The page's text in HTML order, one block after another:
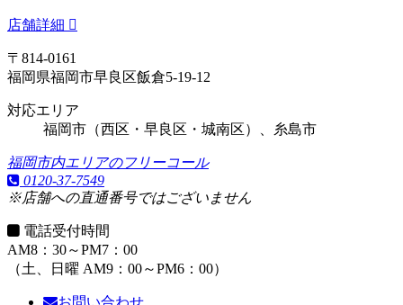
店舗詳細
〒814-0161
福岡県福岡市早良区飯倉5-19-12
対応エリア
福岡市（西区・早良区・城南区）、糸島市
福岡市内エリアのフリーコール
0120-37-7549
※店舗への直通番号ではございません
電話受付時間
AM8：30～PM7：00
（土、日曜 AM9：00～PM6：00）